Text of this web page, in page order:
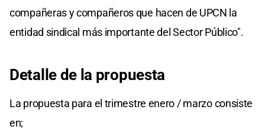
compañeras y compañeros que hacen de UPCN la
entidad sindical más importante del Sector Público".
Detalle de la propuesta
La propuesta para el trimestre enero / marzo consiste
en;